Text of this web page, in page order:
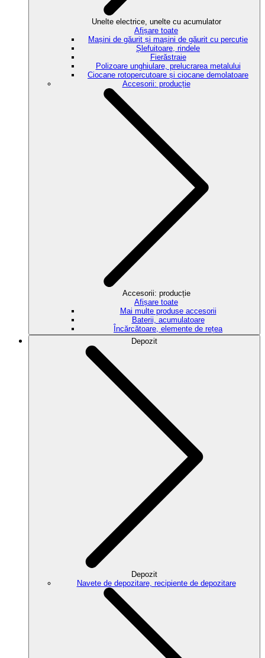
Unelte electrice, unelte cu acumulator
Afișare toate
Mașini de găurit și mașini de găurit cu percuție
Șlefuitoare, rindele
Fierăstraie
Polizoare unghiulare, prelucrarea metalului
Ciocane rotopercutoare și ciocane demolatoare
Accesorii: producție
Accesorii: producție
Afișare toate
Mai multe produse accesorii
Baterii, acumulatoare
Încărcătoare, elemente de rețea
Depozit
Depozit
Navete de depozitare, recipiente de depozitare